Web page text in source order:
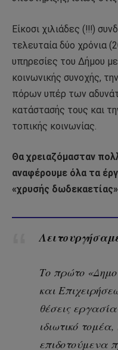
Είκοσι χιλιάδες (!!!)
τελευταία δύο χρόνια
υπηρεσίες του Δήμου
κοινωνικής συνοχής,
πόρων υπέρ των
κατάστασής τους και
τοπικής κοινωνίας.
Θα χρειαζόμασταν
αναφέρουμε όλα τα
«χρυσής
Tο πρώτο
και
θέσεις
ιδιωτικό
επιδοτούμενα